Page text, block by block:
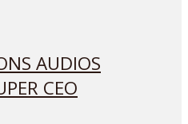
AUDIOS
CEO